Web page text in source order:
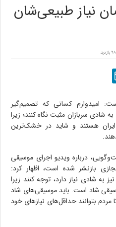
نیاز طبیعی‌شان
بازدید
امیدوارم کسانی که تصمیم‌گیر
شادی سربازان مثبت نگاه کنند؛ زیرا
ایران هستند و شاید در خشک‌ترین
درباره ویدیو اجرای موسیقی
بازنشر شده است، اظهار کرد:
به شادی نیاز دارد، توجه کنند زیرا
شاد است. باید موسیقی‌های شاد
مردم بتوانند حداقل‌های نیازهای خود